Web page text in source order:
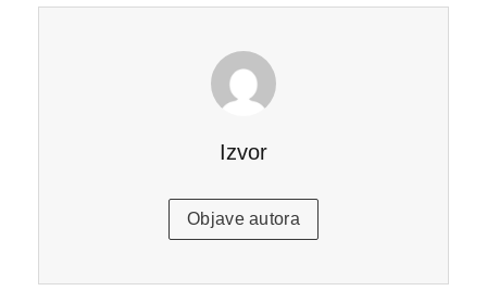
Izvor
Objave autora